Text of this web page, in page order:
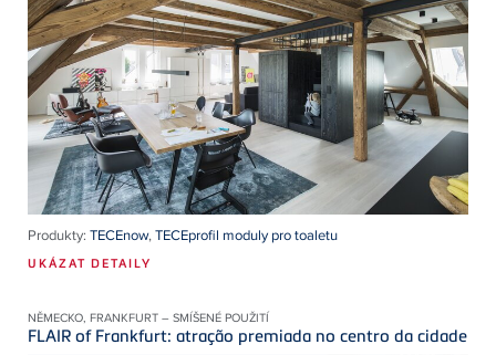
Produkty: TECEnow,TECEprofil moduly pro toaletu
UKÁZAT DETAILY
NĚMECKO, FRANKFURT – SMÍŠENÉ POUŽITÍ
FLAIR of Frankfurt: atração premiada no centro da cidade